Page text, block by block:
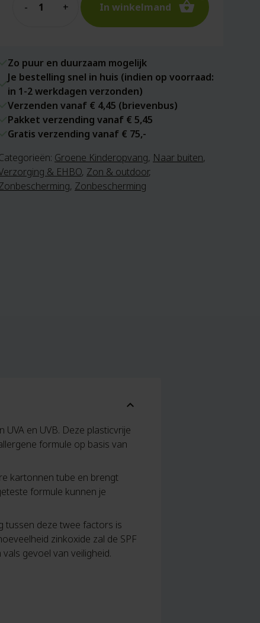
In winkelmand
Zo puur en duurzaam mogelijk
Je bestelling snel in huis (indien op voorraad:
in 1-2 werkdagen verzonden)
Verzenden vanaf € 4,45 (brievenbus)
Pakket verzending vanaf € 5,45
Gratis verzending vanaf € 75,-
Groene Kinderopvang, Naar buiten,
& EHBO, Zon & outdoor,
, Zonbescherming
expand_more
en UVB. Deze plasticvrije
formule op basis van
kartonnen tube en brengt
formule kunnen je
tussen deze twee factors is
zinkoxide zal de SPF
gevoel van veiligheid.